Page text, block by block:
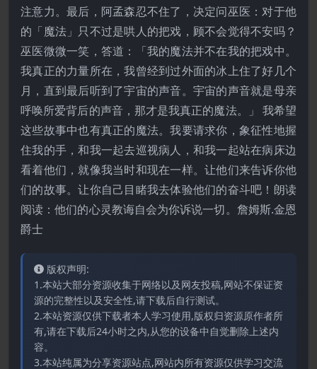
注意力。最后，阿孟森忍不住了，决定问巫医：对于他
的「魔法」只不过是哄人的把戏，顾不会觉得不安吗？
巫医微微一笑，答道：「我的魔法并不在我的把戏中。
我真正的力量所在，我曾经到过外面的冰上住了好几个
月，直到最后听到了宇宙的声音。宇宙的声音就是母亲
呼唤所爱背后的声音，那才是我真正的魔法。」 我希望
这些故事中也有真正的魔法。我要请求你，象征性地握
住我的手，和我一起去巡视病人，和我一起站在病床边
看着他们，就像我当时和现在一样。让他们来告诉你他
们的故事。让你自己目睹我去体验他们的奋斗吧！朗读
阅读：他们的心灵教诲自会为你诉说一切。詹姆斯.金恩
爵士
版权声明:
1.本站大部分资源收集于网络以及网友投稿,网站不保证资
源的完整性以及安全性,请下载后自行测试。
2.本站资源仅供下载者本人学习使用,版权归资源原作者所
有,请在下载后24小时之内,从您的设备中自觉删除上述内
容。
3.本站纯属为分享资源站点,网站内所有资源仅供学习交流